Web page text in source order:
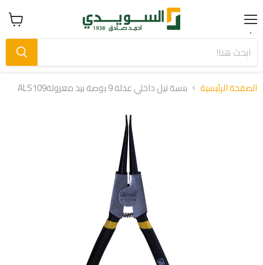
Menu عرض
سلة
الصفحة الرئيسية بنسة تيل داخلي عدلة 9 بوصة بيد معزولةALS109